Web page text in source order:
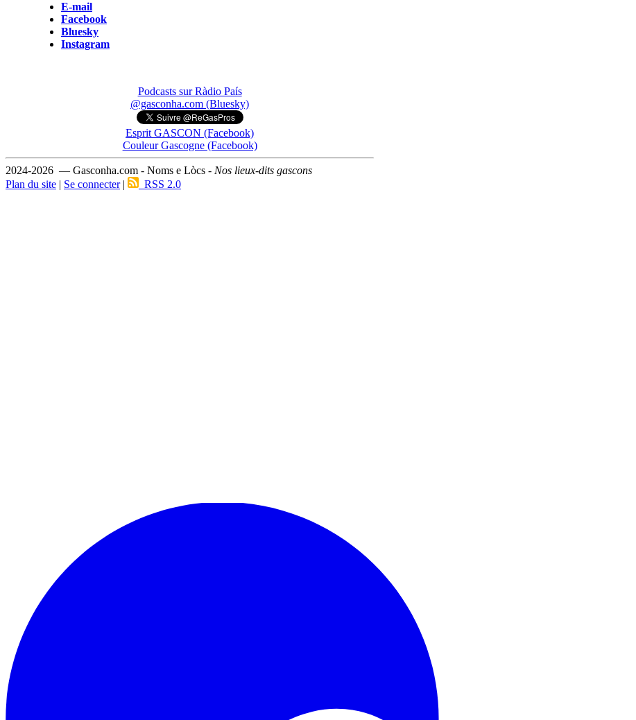
E-mail
Facebook
Bluesky
Instagram
Podcasts sur Ràdio País
@gasconha.com (Bluesky)
Esprit GASCON (Facebook)
Couleur Gascogne (Facebook)
2024-2026 — Gasconha.com - Noms e Lòcs - Nos lieux-dits gascons
Plan du site | Se connecter| RSS 2.0